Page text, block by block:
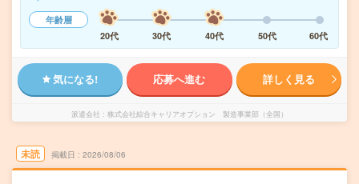
年齢層
20代
30代 40代 50代 60代
気になる! 応募へ進む 詳しく見る
派遣会社 株式会社綜合キャリアオプション 製造事業部（全国）
未読 掲載日 2026/08/06